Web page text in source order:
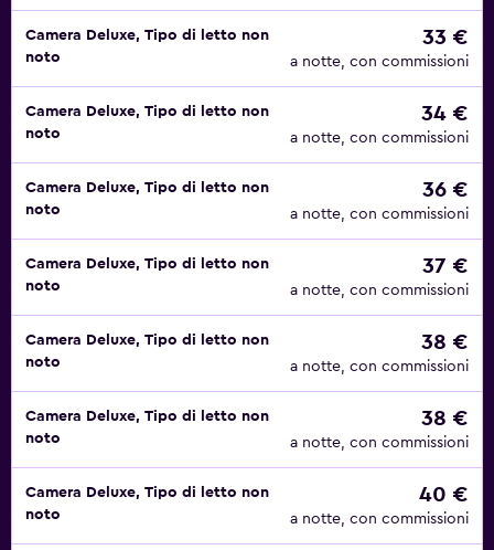
Camera Deluxe, Tipo di letto non
noto
33 €
a notte, con commissioni
Camera Deluxe, Tipo di letto non
noto
34 €
a notte, con commissioni
Camera Deluxe, Tipo di letto non
noto
36 €
a notte, con commissioni
Camera Deluxe, Tipo di letto non
noto
37 €
a notte, con commissioni
Camera Deluxe, Tipo di letto non
noto
38 €
a notte, con commissioni
Camera Deluxe, Tipo di letto non
noto
38 €
a notte, con commissioni
Camera Deluxe, Tipo di letto non
noto
40 €
a notte, con commissioni